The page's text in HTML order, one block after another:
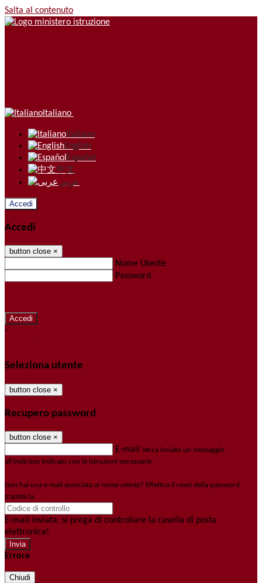
Salta al contenuto
Italiano
Italiano
English
Español
中文
عربى
Accedi
Accedi
button close ×
Nome Utente
Password
-
Seleziona utente
button close ×
Recupero password
button close ×
E-mail Verrà inviato un messaggio
all'indirizzo indicato con le istruzioni necessarie.
Non hai una e-mail associata al nome utente? Effettua il reset della password
tramite la
E-mail inviata, si prega di controllare la casella di posta
elettronica!
Errore
Chiudi